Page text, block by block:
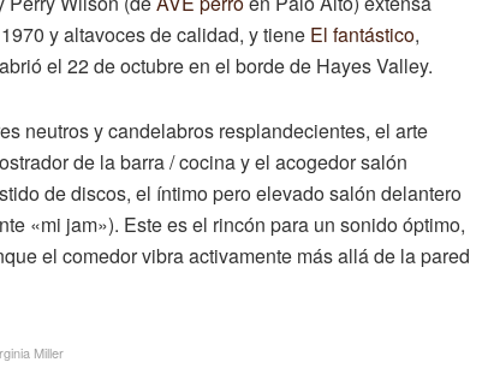
y altavoces de calidad, y tiene El fantástico,
el 22 de octubre en el borde de Hayes Valley.
neutros y candelabros resplandecientes, el arte
de la barra / cocina y el acogedor salón
de discos, el íntimo pero elevado salón delantero
«mi jam»). Este es el rincón para un sonido óptimo,
el comedor vibra activamente más allá de la pared
Miller